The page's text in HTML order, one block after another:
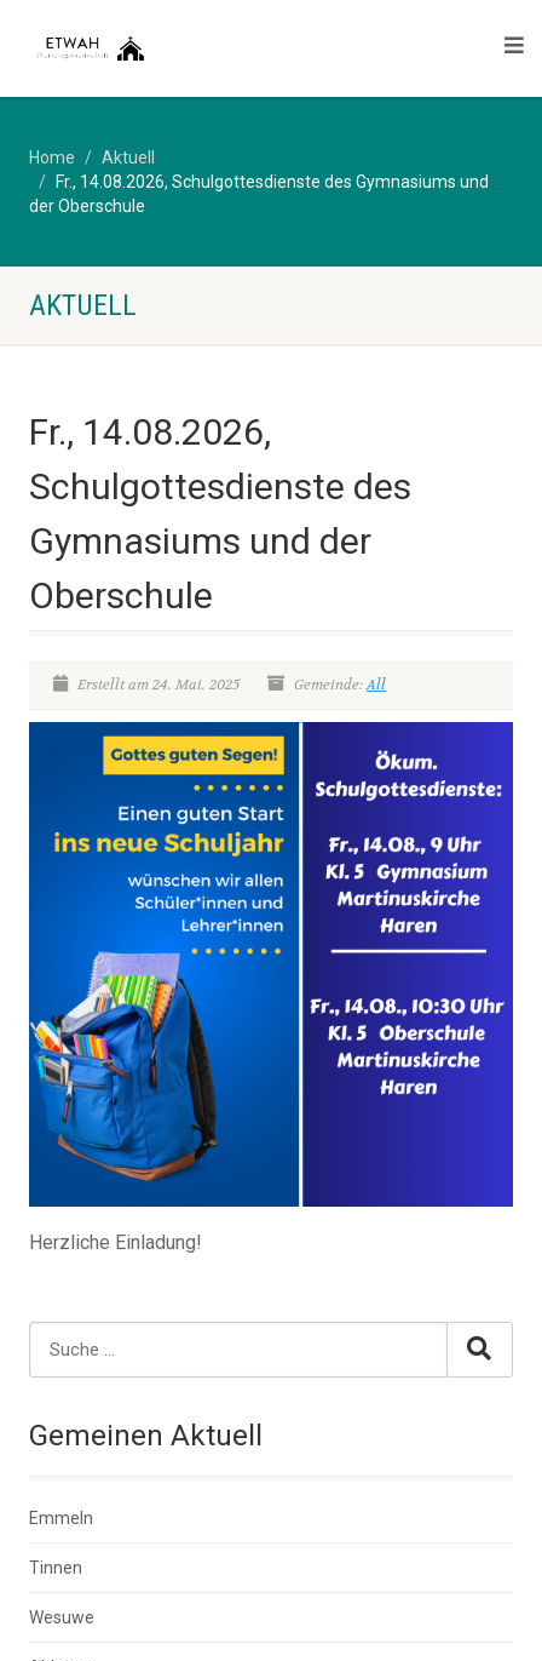
Home
Aktuell
Fr., 14.08.2026, Schulgottesdienste des Gymnasiums und
der Oberschule
AKTUELL
Fr., 14.08.2026,
Schulgottesdienste des
Gymnasiums und der
Oberschule
Erstellt am 24. Mai. 2025 Gemeinde:All
Herzliche Einladung!
Gemeinen Aktuell
Emmeln
Tinnen
Wesuwe